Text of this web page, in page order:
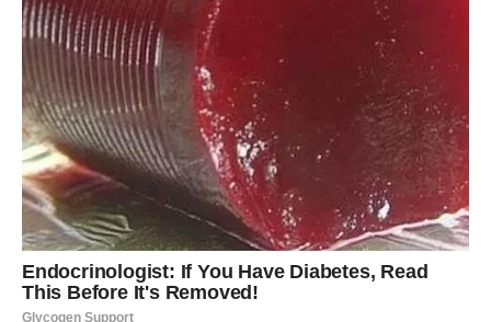
USUDITE POKUŠATI
Ponekad imate sjajne ideje, ali čekate savršen trenutak
da ih realizujete.
Zvijezde vam sada poručuju da savršen trenutak možda
nikada neće doći.
Ali dobra prilika dolazi upravo sada.